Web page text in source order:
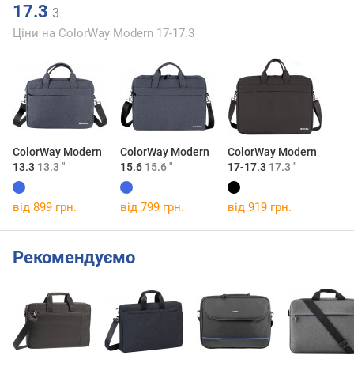
17.3 3
Ціни на ColorWay Modern 17-17.3
ColorWay Modern
13.3 13.3 "
ColorWay Modern
15.6 15.6 "
ColorWay Modern
17-17.3 17.3 "
від 899 грн. від 799 грн. від 919 грн.
Рекомендуємо